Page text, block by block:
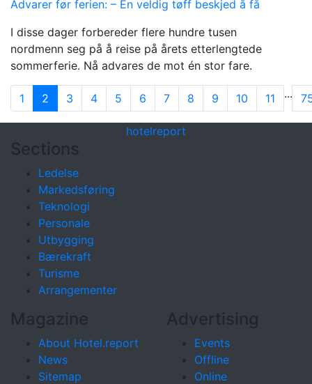
Advarer før ferien: – En veldig tøff beskjed å få
I disse dager forbereder flere hundre tusen
nordmenn seg på å reise på årets etterlengtede
sommerferie. Nå advares de mot én stor fare.
1 2 3 4 5 6 7 8 9 10 11 ...
hotelreport
Sections
Ledelse
Markedsføring
Teknologi
Personale
Utbygging
Bærekraft
Turisme
Arrangementer
Magazine
About Hotel.report
News
Sitemap
Advertising
Events
Offline
Online